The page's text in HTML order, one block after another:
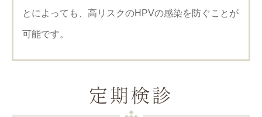
とによっても、高リスクのHPVの感染を防ぐことが
可能です。
定期検診